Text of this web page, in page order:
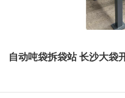
自动吨袋拆袋站 长沙大袋